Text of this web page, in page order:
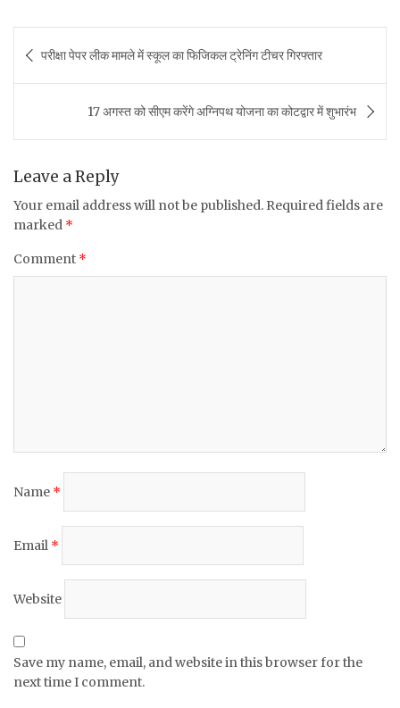
c
e
b
o
k
it
te
r
at
s
A
p
p
ai
l
ar
e
navigation
परीक्षा पेपर लीक मामले में स्कूल का फिजिकल ट्रेनिंग टीचर गिरफ्तार
17 अगस्त को सीएम करेंगे अग्निपथ योजना का कोटद्वार में शुभारंभ
Leave a Reply
Your email address will not be published. Required fields are
marked *
Comment *
Name *
Email *
Website
Save my name, email, and website in this browser for the
next time I comment.